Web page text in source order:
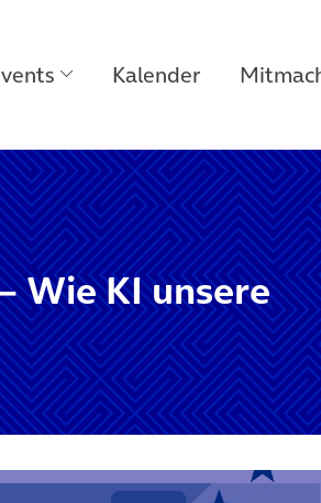
Kalender
Wie KI unsere